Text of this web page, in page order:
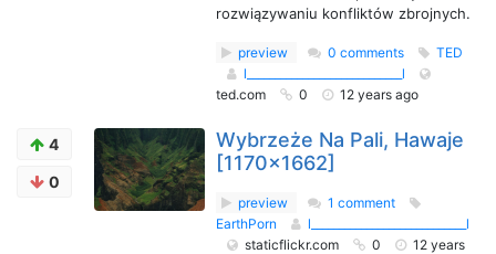
rozwiązywaniu konfliktów zbrojnych.
preview 0 comments
TED
l____________________________l
ted.com
0 12 years ago
4
0
Wybrzeże Na Pali, Hawaje
[1170x1662]
preview
1 comment
EarthPorn
l____________________________l
staticflickr.com
0
12 years